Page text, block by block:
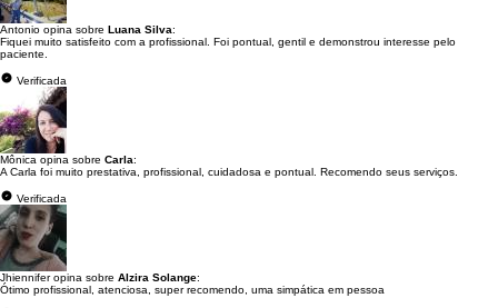
Antonio opina sobre Luana Silva:
Fiquei muito satisfeito com a profissional. Foi pontual, gentil e demonstrou interesse pelo
paciente.
Verificada
Mônica opina sobre Carla:
A Carla foi muito prestativa, profissional, cuidadosa e pontual. Recomendo seus serviços.
Verificada
Jhiennifer opina sobre Alzira Solange:
Ótimo profissional, atenciosa, super recomendo, uma simpática em pessoa